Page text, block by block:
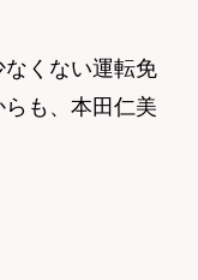
くない運転免
も、本田仁美